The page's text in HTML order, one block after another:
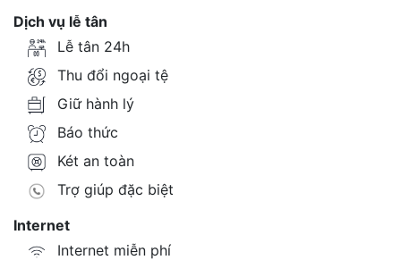
Dịch vụ lễ tân
Lễ tân 24h
Thu đổi ngoại tệ
Giữ hành lý
Báo thức
Két an toàn
Trợ giúp đặc biệt
Internet
Internet miễn phí